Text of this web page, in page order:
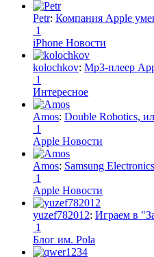
Petr: Компания Apple
1
iPhone Новости
kolochkov: Mp3-плеер
1
Интересное
Amos: Double Robotics,
1
Apple Новости
Amos: Samsung
1
Apple Новости
yuzef782012: Играем в
1
Блог им. Pola